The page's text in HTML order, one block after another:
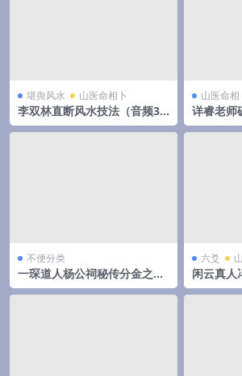
堪舆风水 山医命相卜
李双林直断风水技法（音频31
集）
山医命相
详睿老师
传之秘法
不便分类
一琛道人杨公祠秘传分金之胎
骨线法（高清晰版本）
六爻
闲云真人
实用预测